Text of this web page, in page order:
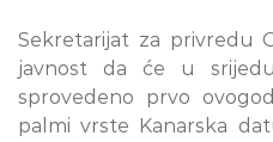
Sekretarijat za privredu
javnost da će u
sprovedeno prvo
palmi vrste Kanarska